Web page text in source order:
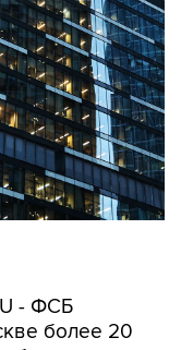
- ФСБ
более 20